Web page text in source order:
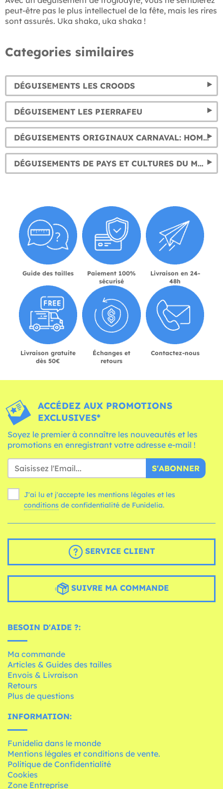
peut-être pas le plus intellectuel de la fête, mais les rires
sont assurés. Uka shaka, uka shaka !
Categories similaires
DÉGUISEMENTS LES CROODS
DÉGUISEMENT LES PIERRAFEU
DÉGUISEMENTS ORIGINAUX CARNAVAL: HOMME, FEMME ET ENFANTS
DÉGUISEMENTS DE PAYS ET CULTURES DU MONDE
Guide des tailles
Paiement 100%
sécurisé
Livraison en 24-
48h
Livraison gratuite
dès 50€
Échanges et
retours
Contactez-nous
ACCÉDEZ AUX PROMOTIONS
EXCLUSIVES*
Soyez le premier à connaître les nouveautés et les
promotions en enregistrant votre adresse e-mail !
S'ABONNER
J'ai lu et j'accepte les mentions légales et les
conditions de confidentialité de Funidelia.
SERVICE CLIENT
SUIVRE MA COMMANDE
BESOIN D'AIDE ?:
Ma commande
Articles & Guides des tailles
Envois & Livraison
Retours
Plus de questions
INFORMATION:
Funidelia dans le monde
Mentions légales et conditions de vente.
Politique de Confidentialité
Cookies
Zone Entreprise